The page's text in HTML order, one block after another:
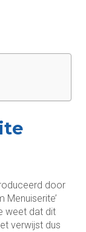
door
Menuiserite’
weet dat dit
verwijst dus